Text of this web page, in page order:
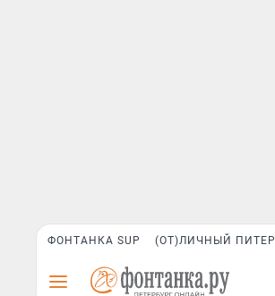
ФОНТАНКА SUP (ОТ)ЛИЧНЫЙ ПИТЕР